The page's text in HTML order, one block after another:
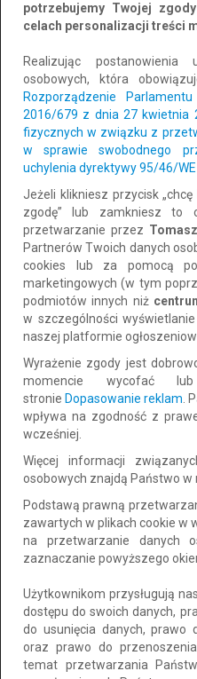
Szybka i bezpłatna
Lokalizacja: Krasiczyn
Dodano: 2026-08-04 13:22:37
5 000 zł
do negocjacji
„Unikalna
niezależnymi
pokoleń (rodzice +
Lokalizacja: Piaseczno CAŁY KRAJ
Dodano: 2026-08-03 07:10:49
2 900 000 zł
potrzebujemy Twojej
celach personalizacji treści
Realizując
osobowych, która
Rozporządzenie
2016/679 z dnia 27 kwietnia
fizycznych w związku z
w sprawie swobodnego
uchylenia dyrektywy 95/46/WE
Jeżeli klikniesz przycisk
zgodę” lub zamkniesz to
przetwarzanie przez
Partnerów Twoich danych
cookies lub za pomocą
marketingowych (w tym
podmiotów innych niż
w szczególności
naszej platformie
Wyrażenie zgody jest
momencie wycofać
stronie Dopasowanie reklam.
wpływa na zgodność z
wcześniej.
Więcej informacji
osobowych znajdą Państwo w
Podstawą prawną
zawartych w plikach cookie w
na przetwarzanie danych
zaznaczanie powyższego
Użytkownikom przysługują
dostępu do swoich danych,
do usunięcia danych, prawo
oraz prawo do
temat przetwarzania